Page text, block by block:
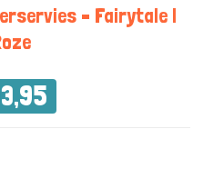
– Fairytale |